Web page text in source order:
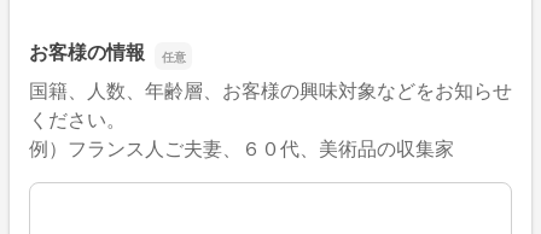
お客様の情報
国籍、人数、年齢層、お客様の興味対象などをお知らせ
ください。
例）フランス人ご夫妻、６０代、美術品の収集家
お客様の情報